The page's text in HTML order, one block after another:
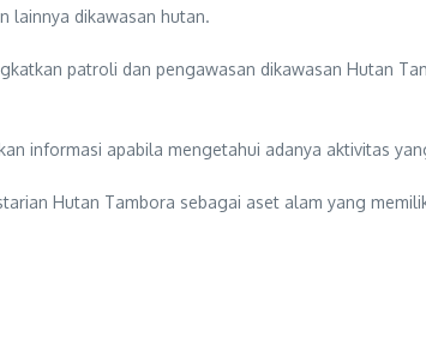
lainnya dikawasan hutan.
patroli dan pengawasan dikawasan Hutan
informasi apabila mengetahui adanya aktivitas
Hutan Tambora sebagai aset alam yang